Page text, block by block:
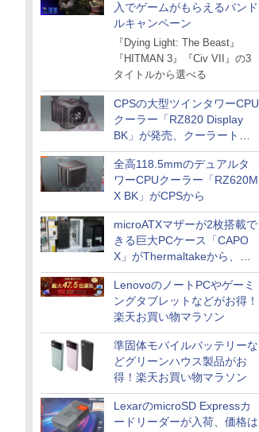
入でゲームがもらえるバンド
ルキャンペーン
『Dying Light: The Beast』
『HITMAN 3』『Civ VII』の3
タイトルから選べる
CPSの大型ツインタワーCPU
クーラー「RZ820 Display
BK」が発売、クーラートッ
プに5インチ液晶搭載
全高118.5mmのデュアルタ
ワーCPUクーラー「RZ620M
X BK」がCPSから
microATXマザーが2枚搭載で
きる巨大PCケース「CAPO
X」がThermaltakeから、カ
ラーは2色
LenovoのノートPCやゲーミ
ングタブレットなどがお得！
楽天お買い物マラソン
準固体モバイルバッテリーな
どグリーンハウス製品がお
得！楽天お買い物マラソン
LexarのmicroSD Expressカ
ードリーダーが入荷、価格は